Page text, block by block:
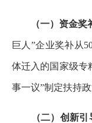
（一）资金奖
巨人”企业奖补从
体迁入的国家级专
事一议”制定扶持政
（二）创新引